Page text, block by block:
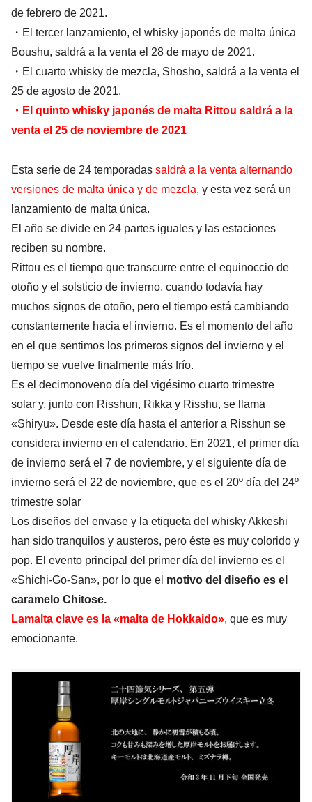
de febrero de 2021.
・El tercer lanzamiento, el whisky japonés de malta única
Boushu, saldrá a la venta el 28 de mayo de 2021.
・El cuarto whisky de mezcla, Shosho, saldrá a la venta el
25 de agosto de 2021.
・El quinto whisky japonés de malta Rittou saldrá a la
venta el 25 de noviembre de 2021
Esta serie de 24 temporadas saldrá a la venta alternando
versiones de malta única y de mezcla, y esta vez será un
lanzamiento de malta única.
El año se divide en 24 partes iguales y las estaciones
reciben su nombre.
Rittou es el tiempo que transcurre entre el equinoccio de
otoño y el solsticio de invierno, cuando todavía hay
muchos signos de otoño, pero el tiempo está cambiando
constantemente hacia el invierno. Es el momento del año
en el que sentimos los primeros signos del invierno y el
tiempo se vuelve finalmente más frío.
Es el decimonoveno día del vigésimo cuarto trimestre
solar y, junto con Risshun, Rikka y Risshu, se llama
«Shiryu». Desde este día hasta el anterior a Risshun se
considera invierno en el calendario. En 2021, el primer día
de invierno será el 7 de noviembre, y el siguiente día de
invierno será el 22 de noviembre, que es el 20º día del 24º
trimestre solar
Los diseños del envase y la etiqueta del whisky Akkeshi
han sido tranquilos y austeros, pero éste es muy colorido y
pop. El evento principal del primer día del invierno es el
«Shichi-Go-San», por lo que el motivo del diseño es el
caramelo Chitose.
Lamalta clave es la «malta de Hokkaido», que es muy
emocionante.